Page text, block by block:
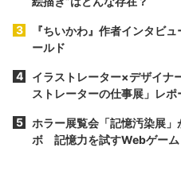
『ちいかわ』作者インタビ
ールド
イラストレーター×デザイナ
ストレーターの仕事展」レポ
ホラー展覧会「記憶汚染展
ボ 記憶力を試すWebゲーム